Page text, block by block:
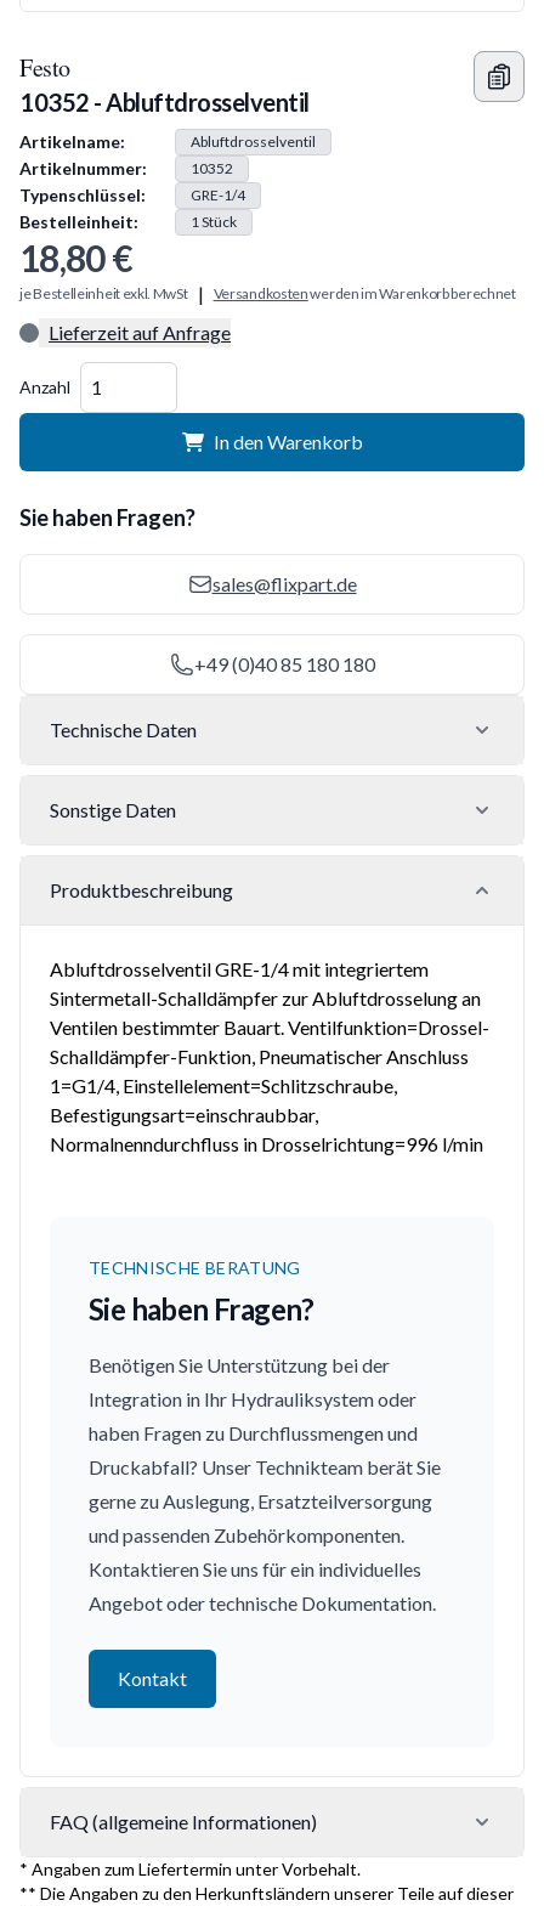
Festo
10352 - Abluftdrosselventil
Produkt Information
Artikelname: Abluftdrosselventil
Artikelnummer: 10352
Typenschlüssel: GRE-1/4
Bestelleinheit: 1Stück
18,80 €
je Bestelleinheit exkl. MwSt | Versandkostenwerden im Warenkorb berechnet
Lieferzeit auf Anfrage
Anzahl
In den Warenkorb
Sie haben Fragen?
sales@flixpart.de
+49 (0)40 85 180 180
Technische Daten
Sonstige Daten
Produktbeschreibung
Abluftdrosselventil GRE-1/4 mit integriertem
Sintermetall-Schalldämpfer zur Abluftdrosselung an
Ventilen bestimmter Bauart. Ventilfunktion=Drossel-
Schalldämpfer-Funktion, Pneumatischer Anschluss
1=G1/4, Einstellelement=Schlitzschraube,
Befestigungsart=einschraubbar,
Normalnenndurchfluss in Drosselrichtung=996 l/min
TECHNISCHE BERATUNG
Sie haben Fragen?
Benötigen Sie Unterstützung bei der
Integration in Ihr Hydrauliksystem oder
haben Fragen zu Durchflussmengen und
Druckabfall? Unser Technikteam berät Sie
gerne zu Auslegung, Ersatzteilversorgung
und passenden Zubehörkomponenten.
Kontaktieren Sie uns für ein individuelles
Angebot oder technische Dokumentation.
Kontakt
FAQ (allgemeine Informationen)
* Angaben zum Liefertermin unter Vorbehalt.
** Die Angaben zu den Herkunftsländern unserer Teile auf dieser